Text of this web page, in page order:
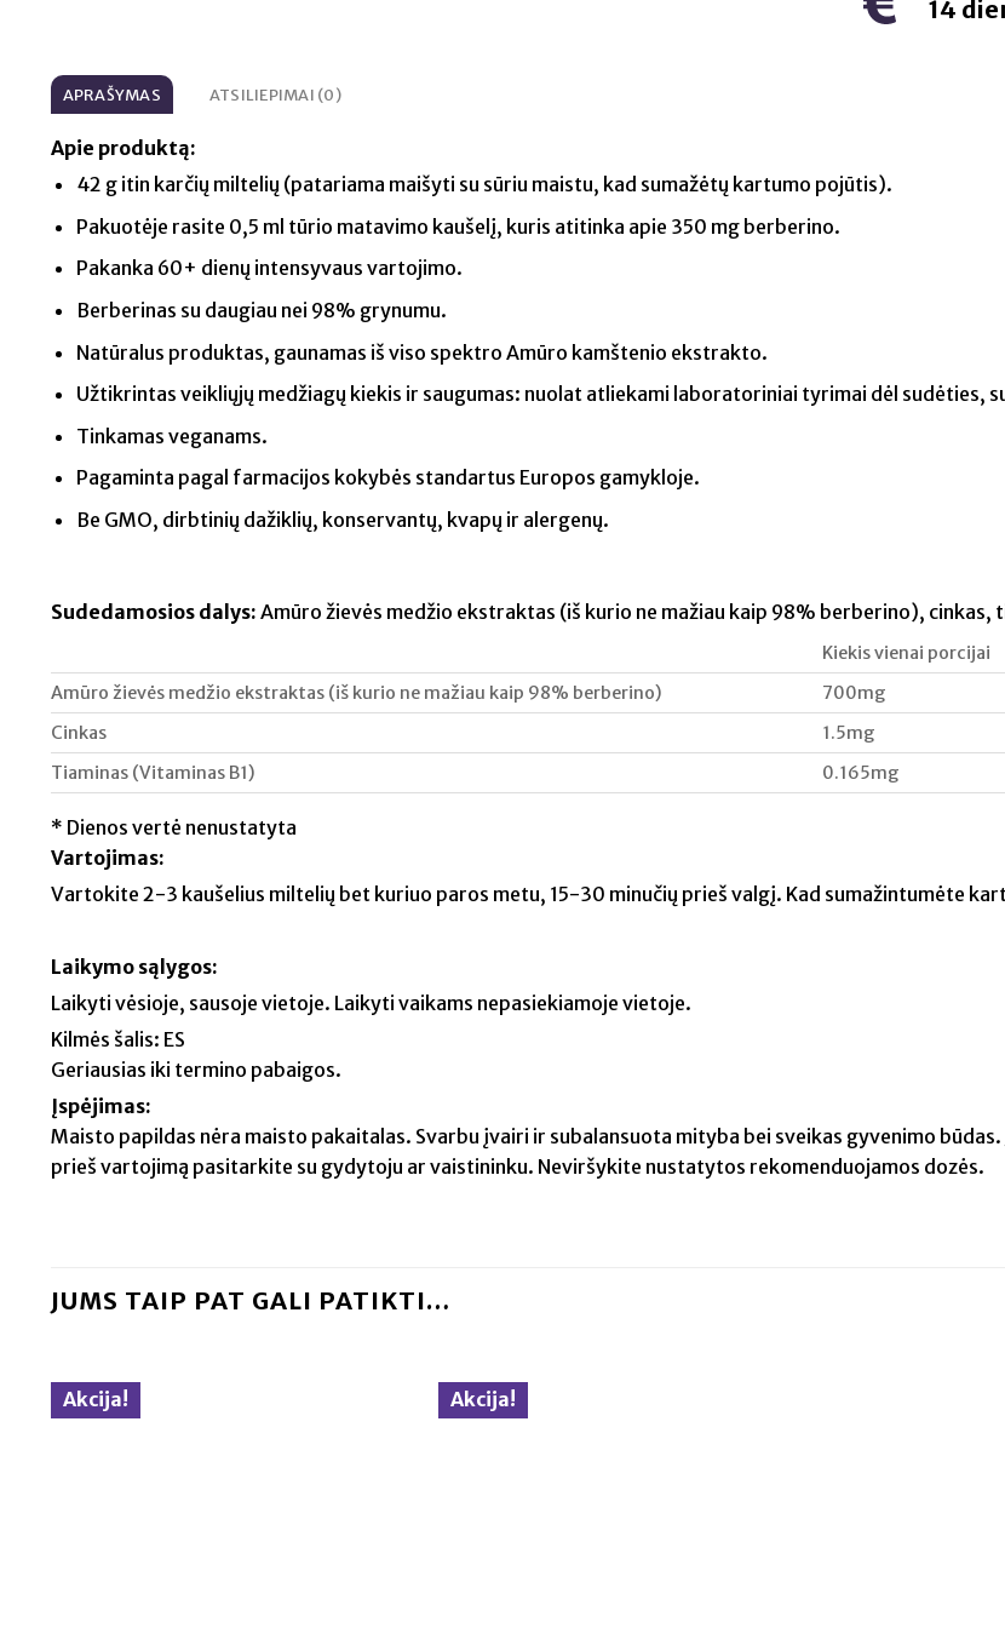
14
APRAŠYMAS ATSILIEPIMAI (0)
Apie produktą:
42 g itin karčių miltelių (patariama maišyti su sūriu maistu, kad sumažėtų kartumo pojūtis).
Pakuotėje rasite 0,5 ml tūrio matavimo kaušelį, kuris atitinka apie 350 mg berberino.
Pakanka 60+ dienų intensyvaus vartojimo.
Berberinas su daugiau nei 98% grynumu.
Natūralus produktas, gaunamas iš viso spektro Amūro kamštenio ekstrakto.
Užtikrintas veikliųjų medžiagų kiekis ir saugumas: nuolat atliekami laboratoriniai tyrimai dėl sudėties,
Tinkamas veganams.
Pagaminta pagal farmacijos kokybės standartus Europos gamykloje.
Be GMO, dirbtinių dažiklių, konservantų, kvapų ir alergenų.
Sudedamosios dalys: Amūro žievės medžio ekstraktas (iš kurio ne mažiau kaip 98% berberino), cinkas,
Kiekis vienai porcijai
Amūro žievės medžio ekstraktas (iš kurio ne mažiau kaip 98% berberino)
700mg
Cinkas
1.5mg
Tiaminas (Vitaminas B1)
0.165mg
* Dienos vertė nenustatyta
Vartojimas:
Vartokite 2-3 kaušelius miltelių bet kuriuo paros metu, 15-30 minučių prieš valgį. Kad sumažintumėte
Laikymo sąlygos:
Laikyti vėsioje, sausoje vietoje. Laikyti vaikams nepasiekiamoje vietoje.
Kilmės šalis: ES
Geriausias iki termino pabaigos.
Įspėjimas:
Maisto papildas nėra maisto pakaitalas. Svarbu įvairi ir subalansuota mityba bei sveikas gyvenimo
prieš vartojimą pasitarkite su gydytoju ar vaistininku. Neviršykite nustatytos rekomenduojamos dozės.
JUMS TAIP PAT GALI PATIKTI…
Akcija! Akcija!